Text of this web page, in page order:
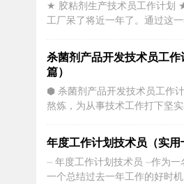
活力的环境。庭院风水植物有
树，既有观赏价值，树...
★ 胶粘剂生产技术员工作计划
工厂呆了将近一年了。通过这
将我的想法、工作和学习简要总
学习，提高自身素质。我们车间
是以饱满的热情对待工作，勤奋
成自己的工作，反应简...
杀菌剂产品开发技术员工作
篇）
⬢ 杀菌剂产品开发技术员工作
熬炼，为从事技术工作打下坚
具备丰富的井下一线实践经验
我首先在综掘二队检修班进行
践中学习各种煤矿基本常识。
格遵守班组的各项劳动规律，
年度工作计划技术员（实用
⏤ 年度工作计划技术员 ⏤作为一
一个总结过去一年工作的好时